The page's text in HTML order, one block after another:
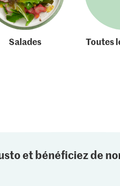
Salades Toutes
et bénéficiez de